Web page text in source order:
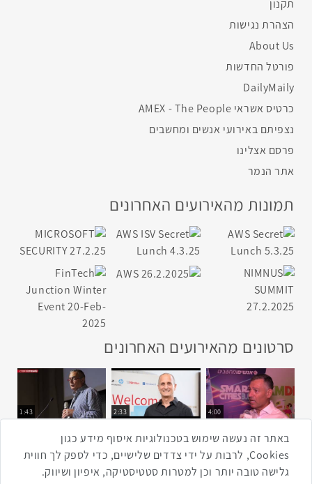
תקנון
הצהרת נגישות
About Us
פורטל החדשות
DailyMaily
כרטיס אשראי AMEX - The People
נצפיתם באירועי אנשים ומחשבים
פרסם אצלינו
אתר הנמר
תמונות מהאירועים האחרונים
סרטונים מהאירועים האחרונים
4:00
2:33
1:43
3:52
1:14
באתר זה נעשה שימוש בטכנולוגיות איסוף מידע כגון
Cookies, לרבות על ידי צדדים שלישיים, כדי לספק לך חווית
גלישה טובה יותר וכן למטרות סטטיסטיקה, איפיון ושיווק.